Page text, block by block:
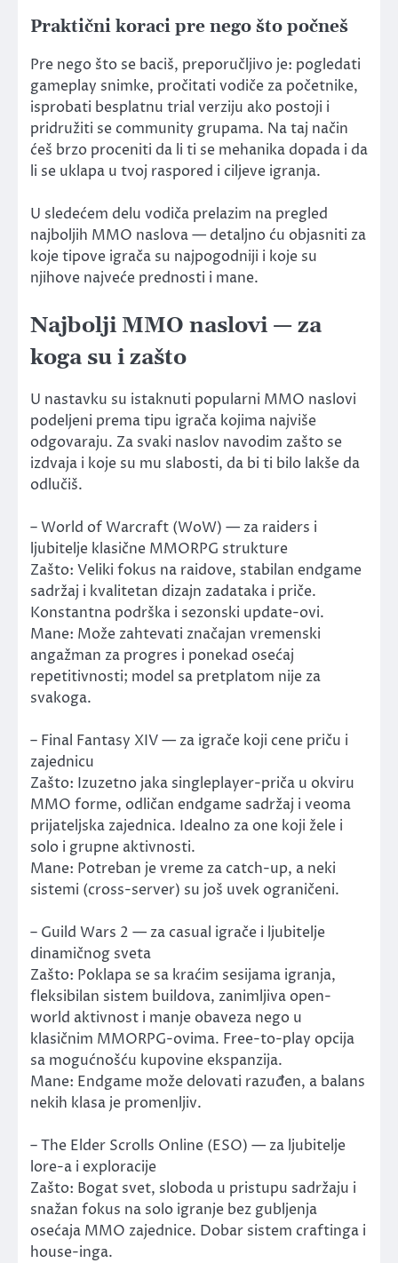
Praktični koraci pre nego što počneš
Pre nego što se baciš, preporučljivo je: pogledati
gameplay snimke, pročitati vodiče za početnike,
isprobati besplatnu trial verziju ako postoji i
pridružiti se community grupama. Na taj način
ćeš brzo proceniti da li ti se mehanika dopada i da
li se uklapa u tvoj raspored i ciljeve igranja.
U sledećem delu vodiča prelazim na pregled
najboljih MMO naslova — detaljno ću objasniti za
koje tipove igrača su najpogodniji i koje su
njihove najveće prednosti i mane.
Najbolji MMO naslovi — za
koga su i zašto
U nastavku su istaknuti popularni MMO naslovi
podeljeni prema tipu igrača kojima najviše
odgovaraju. Za svaki naslov navodim zašto se
izdvaja i koje su mu slabosti, da bi ti bilo lakše da
odlučiš.
– World of Warcraft (WoW) — za raiders i
ljubitelje klasične MMORPG strukture
Zašto: Veliki fokus na raidove, stabilan endgame
sadržaj i kvalitetan dizajn zadataka i priče.
Konstantna podrška i sezonski update-ovi.
Mane: Može zahtevati značajan vremenski
angažman za progres i ponekad osećaj
repetitivnosti; model sa pretplatom nije za
svakoga.
– Final Fantasy XIV — za igrače koji cene priču i
zajednicu
Zašto: Izuzetno jaka singleplayer-priča u okviru
MMO forme, odličan endgame sadržaj i veoma
prijateljska zajednica. Idealno za one koji žele i
solo i grupne aktivnosti.
Mane: Potreban je vreme za catch-up, a neki
sistemi (cross-server) su još uvek ograničeni.
– Guild Wars 2 — za casual igrače i ljubitelje
dinamičnog sveta
Zašto: Poklapa se sa kraćim sesijama igranja,
fleksibilan sistem buildova, zanimljiva open-
world aktivnost i manje obaveza nego u
klasičnim MMORPG-ovima. Free-to-play opcija
sa mogućnošću kupovine ekspanzija.
Mane: Endgame može delovati razuđen, a balans
nekih klasa je promenljiv.
– The Elder Scrolls Online (ESO) — za ljubitelje
lore-a i exploracije
Zašto: Bogat svet, sloboda u pristupu sadržaju i
snažan fokus na solo igranje bez gubljenja
osećaja MMO zajednice. Dobar sistem craftinga i
house-inga.